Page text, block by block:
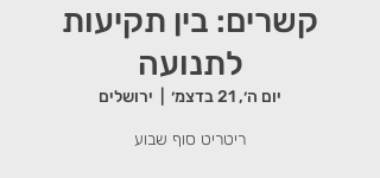
קשרים: בין תקיעות
לתנועה
יום ה׳, 21 בדצמ׳ ירושלים